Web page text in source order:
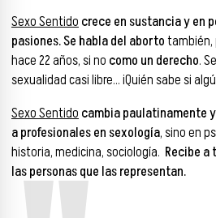
Sexo Sentidocrece en sustancia y en
pasiones.Se habla del abortotambién,
hace 22 años, si no como un derecho.
sexualidad casi libre… ¡Quién sabe si
Sexo Sentidocambia paulatinamente
a profesionales en sexología, sino en
historia, medicina, sociología. Recibe a
las personas que las representan.